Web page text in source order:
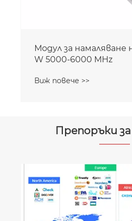
Модул за намаляване
W 5000-6000 MHz
Виж повече >>
Препоръки